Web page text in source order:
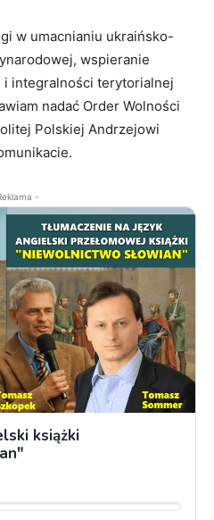
w umacnianiu ukraińsko-
wspieranie
integralności terytorialnej
nadać Order Wolności
Polskiej Andrzejowi
-